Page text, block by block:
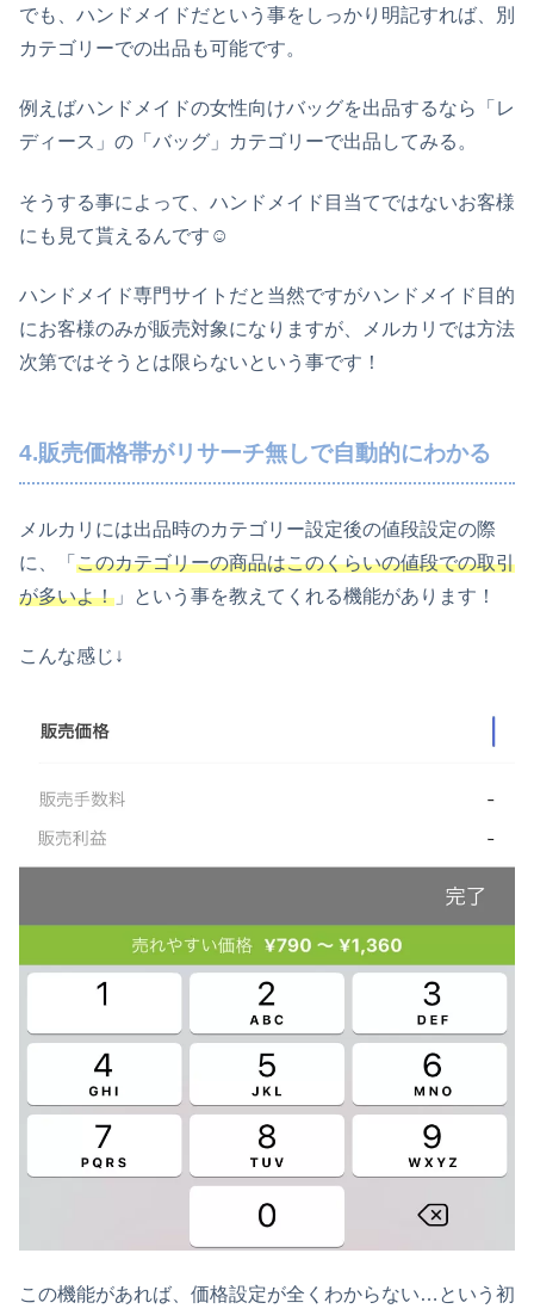
でも、ハンドメイドだという事をしっかり明記すれば、別
カテゴリーでの出品も可能です。
例えばハンドメイドの女性向けバッグを出品するなら「レ
ディース」の「バッグ」カテゴリーで出品してみる。
そうする事によって、ハンドメイド目当てではないお客様
にも見て貰えるんです☺
ハンドメイド専門サイトだと当然ですがハンドメイド目的
にお客様のみが販売対象になりますが、メルカリでは方法
次第ではそうとは限らないという事です！
4.販売価格帯がリサーチ無しで自動的にわかる
メルカリには出品時のカテゴリー設定後の値段設定の際
に、「 このカテゴリーの商品はこのくらいの値段での取引
が多いよ！ 」という事を教えてくれる機能があります！
こんな感じ↓
この機能があれば、価格設定が全くわからない…という初